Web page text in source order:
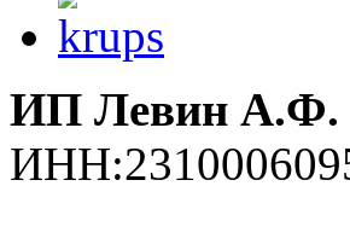
ИП Левин А.Ф.